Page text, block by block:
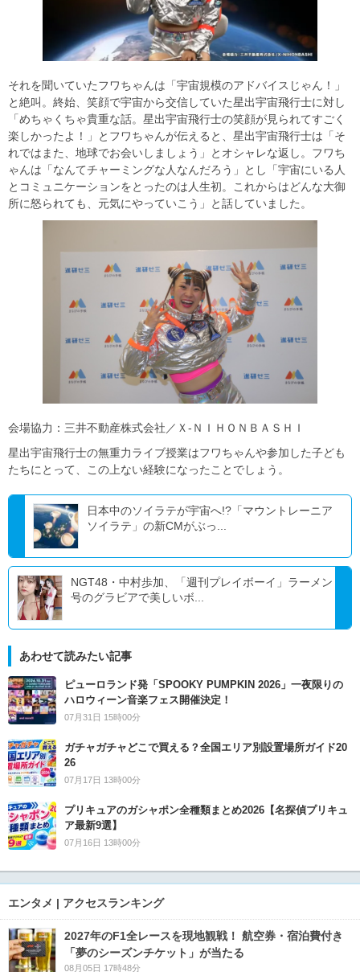
それを聞いていたフワちゃんは「宇宙規模のアドバイスじゃん！」
と絶叫。終始、笑顔で宇宙から交信していた星出宇宙飛行士に対し
「めちゃくちゃ貴重な話。星出宇宙飛行士の笑顔が見られてすごく
楽しかったよ！」とフワちゃんが伝えると、星出宇宙飛行士は「そ
れではまた、地球でお会いしましょう」とオシャレな返し。フワち
ゃんは「なんてチャーミングな人なんだろう」とし「宇宙にいる人
とコミュニケーションをとったのは人生初。これからはどんな大御
所に怒られても、元気にやっていこう」と話していました。
会場協力：三井不動産株式会社／Ｘ-ＮＩＨＯＮＢＡＳＨＩ
星出宇宙飛行士の無重力ライブ授業はフワちゃんや参加した子ども
たちにとって、この上ない経験になったことでしょう。
日本中のソイラテが宇宙へ!?「マウントレーニア
ソイラテ」の新CMがぶっ...
NGT48・中村歩加、「週刊プレイボーイ」ラーメン
号のグラビアで美しいボ...
あわせて読みたい記事
ピューロランド発「SPOOKY PUMPKIN 2026」一夜限りの
ハロウィーン音楽フェス開催決定！
07月31日 15時00分
ガチャガチャどこで買える？全国エリア別設置場所ガイド20
26
07月17日 13時00分
プリキュアのガシャポン全種類まとめ2026【名探偵プリキュ
ア最新9選】
07月16日 13時00分
エンタメ | アクセスランキング
2027年のF1全レースを現地観戦！ 航空券・宿泊費付き
「夢のシーズンチケット」が当たる
08月05日 17時48分